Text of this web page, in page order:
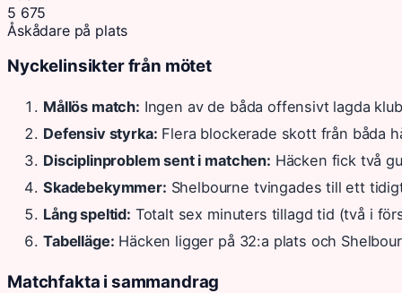
5 675
Åskådare på plats
Nyckelinsikter från mötet
Mållös match: Ingen av de båda offensivt lagda
Defensiv styrka: Flera blockerade skott från båda
Disciplinproblem sent i matchen: Häcken fick två
Skadebekymmer: Shelbourne tvingades till ett
Lång speltid: Totalt sex minuters tillagd tid (två i
Tabelläge: Häcken ligger på 32:a plats och
Matchfakta i sammandrag